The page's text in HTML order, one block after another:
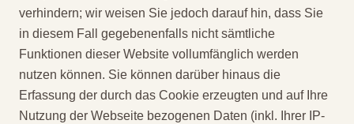
verhindern; wir weisen Sie jedoch darauf hin, dass Sie
in diesem Fall gegebenenfalls nicht sämtliche
Funktionen dieser Website vollumfänglich werden
nutzen können. Sie können darüber hinaus die
Erfassung der durch das Cookie erzeugten und auf Ihre
Nutzung der Webseite bezogenen Daten (inkl. Ihrer IP-